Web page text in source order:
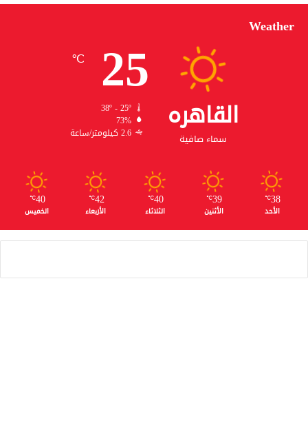
Weather
القاهره
سماء صافية
25
℃
38º - 25º
73%
2.6 كيلومتر/ساعة
38
℃
الأحد
39
℃
الأثنين
40
℃
الثلاثاء
42
℃
الأربعاء
40
℃
الخميس